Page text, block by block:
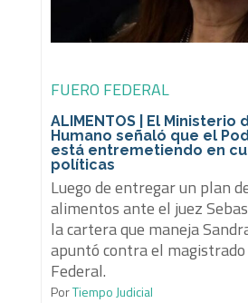
FUERO FEDERAL
ALIMENTOS | El Ministerio
Humano señaló que el
está entremetiendo en
políticas
Luego de entregar un plan
alimentos ante el juez
la cartera que maneja
apuntó contra el
Federal.
PorTiempo Judicial